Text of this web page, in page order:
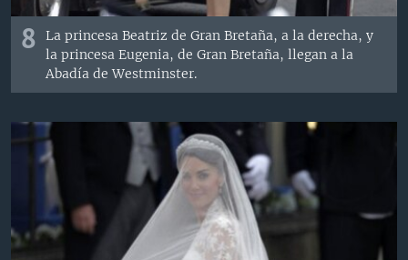
8
La princesa Beatriz de Gran Bretaña, a la derecha, y
la princesa Eugenia, de Gran Bretaña, llegan a la
Abadía de Westminster.